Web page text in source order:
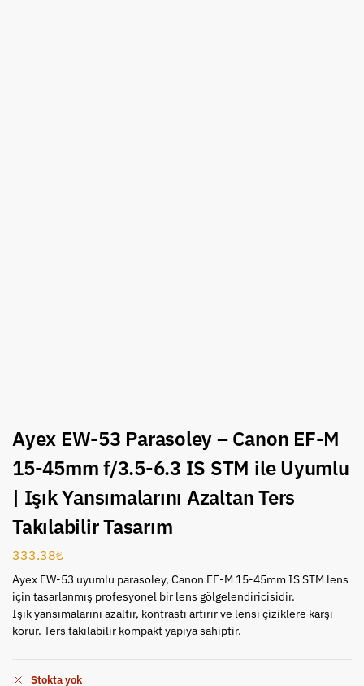
Ayex EW-53 Parasoley – Canon EF-M
15-45mm f/3.5-6.3 IS STM ile Uyumlu
| Işık Yansımalarını Azaltan Ters
Takılabilir Tasarım
333.38₺
Ayex EW-53 uyumlu parasoley, Canon EF-M 15-45mm IS STM lens
için tasarlanmış profesyonel bir lens gölgelendiricisidir.
Işık yansımalarını azaltır, kontrastı artırır ve lensi çiziklere karşı
korur. Ters takılabilir kompakt yapıya sahiptir.
Stokta yok